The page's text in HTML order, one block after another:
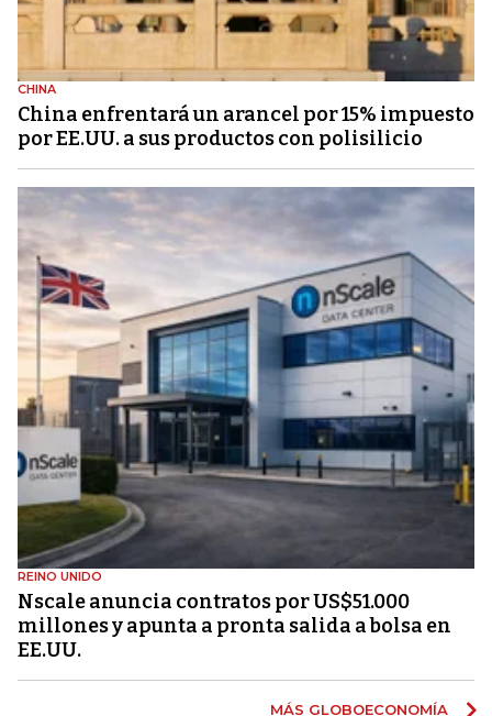
CHINA
China enfrentará un arancel por 15% impuesto
por EE.UU. a sus productos con polisilicio
REINO UNIDO
Nscale anuncia contratos por US$51.000
millones y apunta a pronta salida a bolsa en
EE.UU.
MÁS GLOBOECONOMÍA